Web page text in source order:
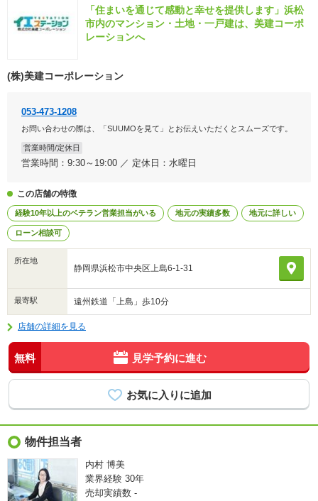
「住まいを通じて感動と幸せを提供します」浜松
市内のマンション・土地・一戸建は、美建コーポ
レーションへ
(株)美建コーポレーション
053-473-1208
お問い合わせの際は、「SUUMOを見て」とお伝えいただくとスムーズです。
営業時間/定休日
営業時間：9:30～19:00 ／ 定休日：水曜日
この店舗の特徴
経験10年以上のベテラン営業担当がいる 地元の実績多数 地元に詳しい
ローン相談可
所在地
静岡県浜松市中央区上島6-1-31
最寄駅 遠州鉄道「上島」歩10分
店舗の詳細を見る
無料 見学予約に進む
物件担当者
内村 博美
業界経験 30年
売却実績数 -